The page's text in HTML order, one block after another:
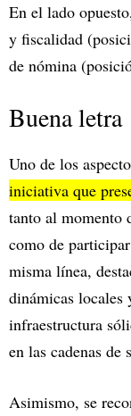
En el lado
y fiscalidad
de nómina
Buena letra
Uno de los
iniciativa que
tanto al momento
como de
misma línea,
dinámicas locales
infraestructura
en las cadenas de
Asimismo, se